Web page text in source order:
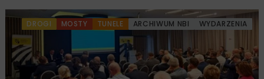
DROGI MOSTY TUNELE ARCHIWUM NBI WYDARZENIA